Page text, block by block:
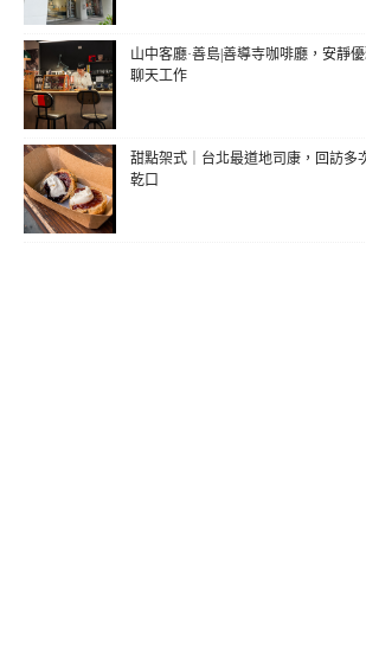
山中客廳·善島|善導寺咖啡廳，安靜
聊天工作
甜點架式｜台北最道地司康，回訪多
乾口